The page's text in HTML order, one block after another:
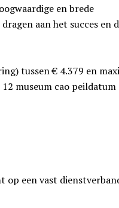
en brede
aan het succes en
tussen € 4.379 en
museum cao peildatum
een vast